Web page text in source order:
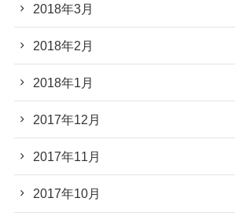
2018年3月
2018年2月
2018年1月
2017年12月
2017年11月
2017年10月